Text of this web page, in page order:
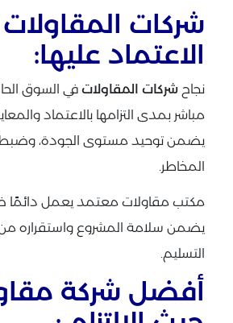
شركات
الاعتماد عليها:
نجاح شركات المقاولات في السوق
مباشر بمدى التزامها بالاعتماد
يضمن توحيد مستوى الجودة، وضبط
المخاطر.
مكتب مقاولات معتمد يعمل دائمًا
يضمن سلامة المشروع واستقراره من
التسليم.
أفضل شركة